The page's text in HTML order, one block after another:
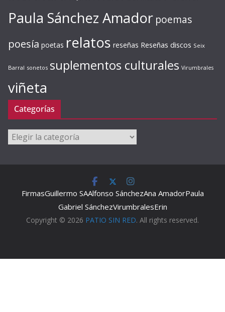
Paula Sánchez Amador poemas
poesía poetas relatos reseñas Reseñas discos Seix
Barral sonetos suplementos culturales Virumbrales
viñeta
Categorías
Categorías
FirmasGuillermo SAAlfonso SánchezAna AmadorPaula
Gabriel SánchezVirumbralesErin
Copyright © 2026 PATIO SIN RED. All rights reserved.